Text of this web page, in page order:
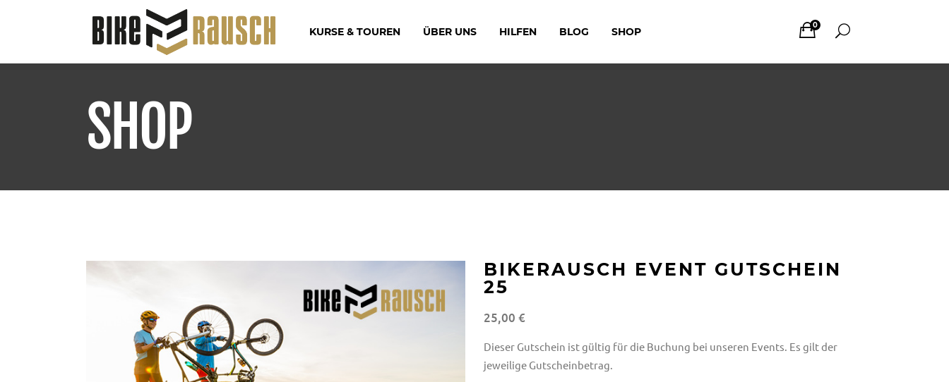
KURSE & TOUREN ÜBER UNS HILFEN BLOG SHOP 0
SHOP
BIKERAUSCH EVENT GUTSCHEIN
25
25,00€
Dieser Gutschein ist gültig für die Buchung bei unseren Events. Es gilt der
jeweilige Gutscheinbetrag.